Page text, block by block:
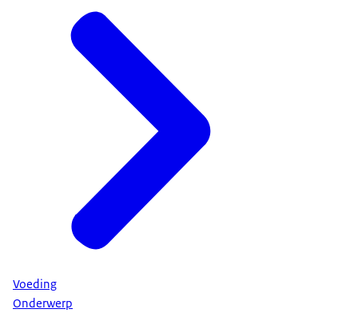
Voeding
Onderwerp